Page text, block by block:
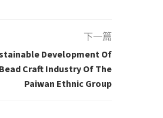
下一篇
Development Of
Craft Industry Of The
Paiwan Ethnic Group